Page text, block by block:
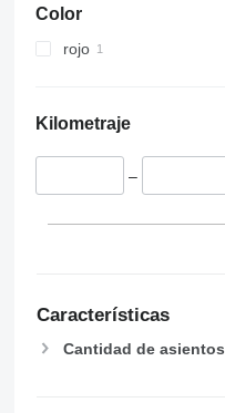
Color
rojo
Kilometraje
–
Características
Cantidad de asientos